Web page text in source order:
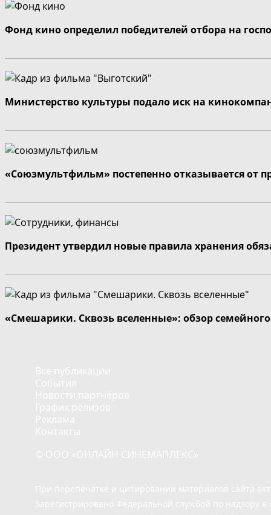
Фонд кино определил победителей отбора на
Министерство культуры подало иск на
«Союзмультфильм» постепенно отказывается от
Президент утвердил новые правила хранения
«Смешарики. Сквозь вселенные»: обзор